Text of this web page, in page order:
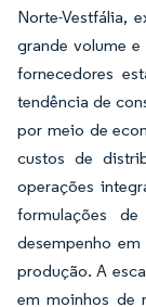
Norte-Vestfália,
grande volume
fornecedores
tendência de
por meio de
custos de
operações
formulações
desempenho
produção. A
em moinhos de